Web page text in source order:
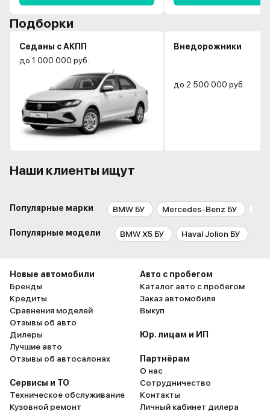
Подборки
Седаны с АКПП
до 1 000 000 руб.
Внедорожники
до 2 500 000 руб.
Наши клиенты ищут
Популярные марки BMW БУ Mercedes-Benz БУ
Популярные модели BMW X5 БУ Haval Jolion БУ
Новые автомобили
Бренды
Кредиты
Сравнения моделей
Отзывы об авто
Дилеры
Лучшие авто
Отзывы об автосалонах
Сервисы и ТО
Техническое обслуживание
Кузовной ремонт
Авто с пробегом
Каталог авто с пробегом
Заказ автомобиля
Выкуп
Юр. лицам и ИП
Партнёрам
О нас
Сотрудничество
Контакты
Личный кабинет дилера